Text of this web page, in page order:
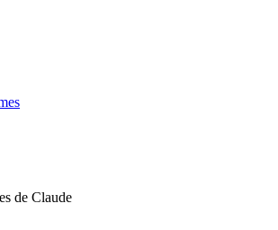
de Claude